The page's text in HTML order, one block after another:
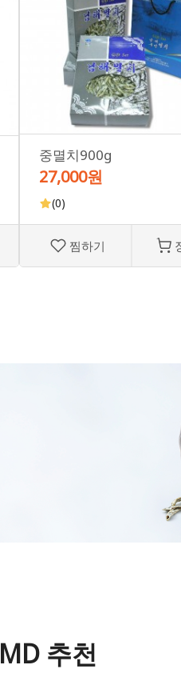
중멸치900g
27,000원
(0)
찜하기
MD 추천